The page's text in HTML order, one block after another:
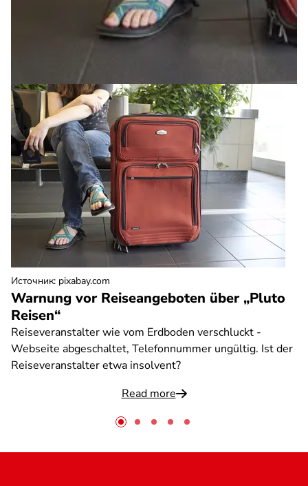
Warnung vor Reiseangeboten über „Pluto
Reisen“
Reiseveranstalter wie vom Erdboden verschluckt -
Webseite abgeschaltet, Telefonnummer ungültig. Ist der
Reiseveranstalter etwa insolvent?
Read more
Источник: pixabay.com